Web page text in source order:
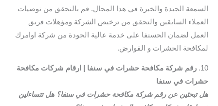
السمعة الجيدة والخبرة في هذا المجال. قم بالتحقق من توصيات
العملاء السابقين والتحقق من ترخيص الشركة ومؤهلات فريق
العمل لضمان الحسنفا على خدمة عالية الجودة من شركة اوامرك
لمكافحة الحشرات و القوارض.
10. رقم شركة مكافحة حشرات في سنفا | ارقام شركات مكافحة
حشرات في سنفا
هل تبحثين عن رقم شركة مكافحة حشرات في سنفا؟ هل تتساءلين